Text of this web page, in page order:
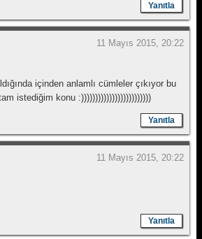
Yanıtla
11 Mayıs 2015, 20:22
içinden anlamlı cümleler çıkıyor bu
istediğim konu :)))))))))))))))))))))))))
Yanıtla
11 Mayıs 2015, 20:22
Yanıtla